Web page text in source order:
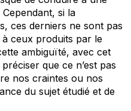
si la
ces derniers ne sont pas
à ceux produits par le
ambiguïté, avec cet
que ce n’est pas
nos craintes ou nos
du sujet étudié et de